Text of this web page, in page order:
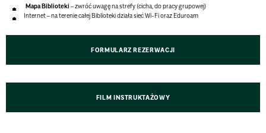
Mapa Biblioteki – zwróć uwagę na strefy (cicha, do pracy grupowej)
Internet – na terenie całej Biblioteki działa sieć Wi-Fi oraz Eduroam
FORMULARZ REZERWACJI
FILM INSTRUKTAŻOWY